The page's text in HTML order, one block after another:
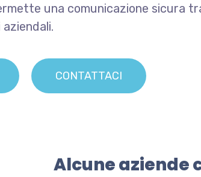
una comunicazione sicura
CONTATTACI
Alcune aziende